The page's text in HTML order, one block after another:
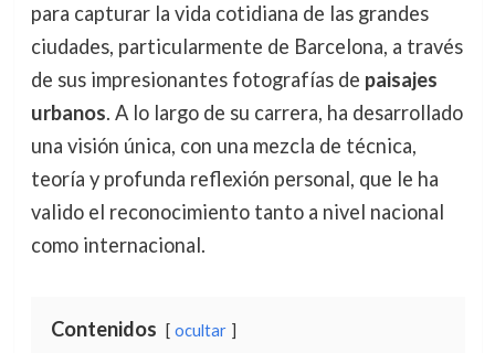
para capturar la vida cotidiana de las grandes
ciudades, particularmente de Barcelona, a través
de sus impresionantes fotografías de paisajes
urbanos. A lo largo de su carrera, ha desarrollado
una visión única, con una mezcla de técnica,
teoría y profunda reflexión personal, que le ha
valido el reconocimiento tanto a nivel nacional
como internacional.
Contenidos ocultar